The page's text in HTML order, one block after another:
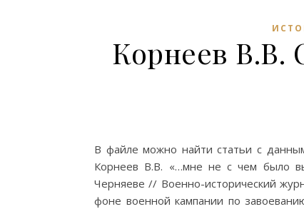
Корнеев В.В.
В файле можно найти статьи с
Корнеев В.В. «…мне не с чем было
Черняеве // Военно-исторический
фоне военной кампании по